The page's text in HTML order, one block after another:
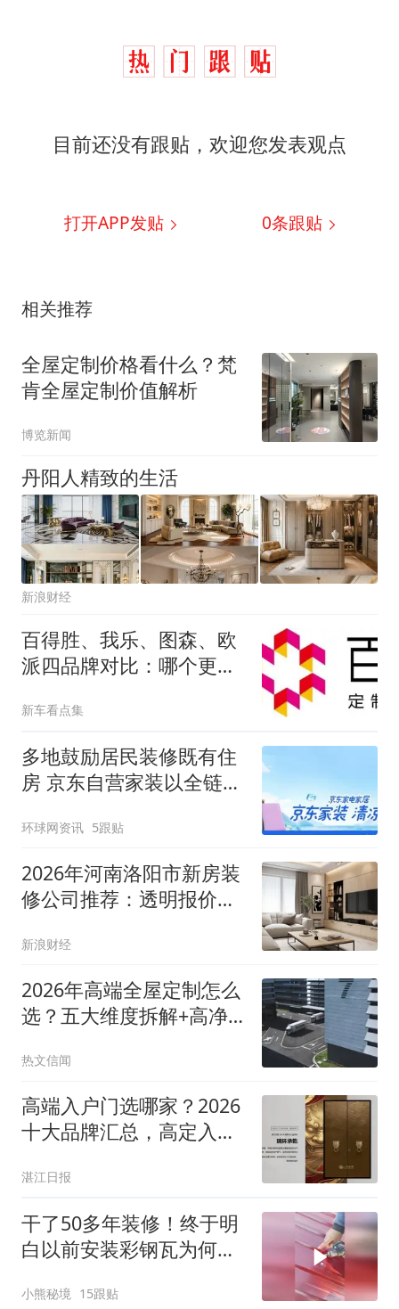
目前还没有跟贴，欢迎您发表观点
打开APP发贴 0条跟贴
相关推荐
全屋定制价格看什么？梵
肯全屋定制价值解析
博览新闻
丹阳人精致的生活
新浪财经
百得胜、我乐、图森、欧
派四品牌对比：哪个更符
新车看点集
多地鼓励居民装修既有住
房 京东自营家装以全链路
环球网资讯 5跟贴
2026年河南洛阳市新房装
修公司推荐：透明报价，
新浪财经
2026年高端全屋定制怎么
选？五大维度拆解+高净
热文信闻
高端入户门选哪家？2026
十大品牌汇总，高定入户
湛江日报
干了50多年装修！终于明
白以前安装彩钢瓦为何老
小熊秘境 15跟贴